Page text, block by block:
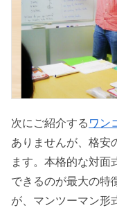
次にご紹介する ワン
ありませんが、格安
ます。本格的な対
できるのが最大の特
が、マンツーマン形